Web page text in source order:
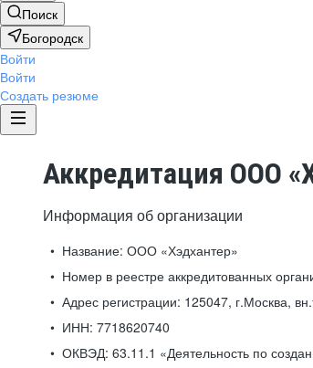
Поиск
Богородск
Войти
Войти
Создать резюме
Аккредитация ООО
Информация об организации
Название: ООО «Хэдхантер»
Номер в реестре аккредитованных
Адрес регистрации: 125047, г.Москва,
ИНН: 7718620740
ОКВЭД: 63.11.1 «Деятельность по